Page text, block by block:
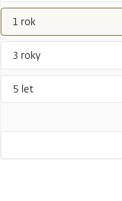
1 rok
3 roky
5 let